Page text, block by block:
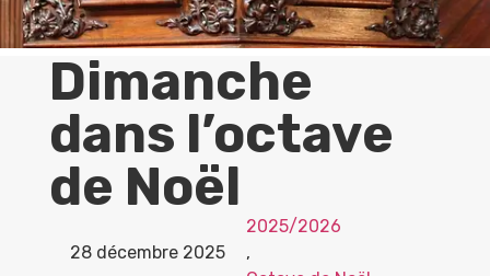
Dimanche
dans l’octave
de Noël
28 décembre 2025
2025/2026
,